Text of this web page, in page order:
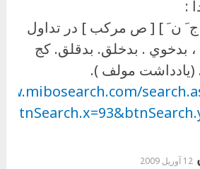
:
ن َ ] [ ص مرکب ] در تداول
، بدخوي . بدخلق. بدقلق. کج
مولف ).
12 آوریل 2009